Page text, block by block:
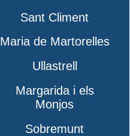
Sant Climent
Maria de Martorelles
Ullastrell
Margarida i els
Monjos
Sobremunt